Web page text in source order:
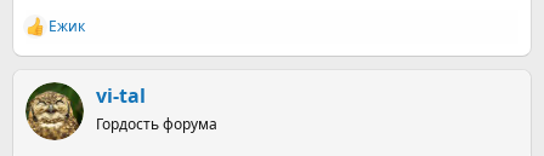
Р
е
к
ц
и
Ежик
vi-tal
Гордость форума